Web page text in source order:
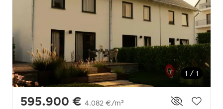
1 / 1
595.900 € 4.082 €/m²